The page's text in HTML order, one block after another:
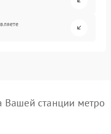
станции метро